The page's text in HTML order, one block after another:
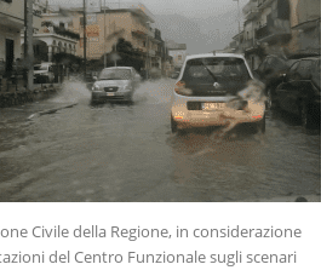
Civile della Regione, in considerazione
del Centro Funzionale sugli scenari